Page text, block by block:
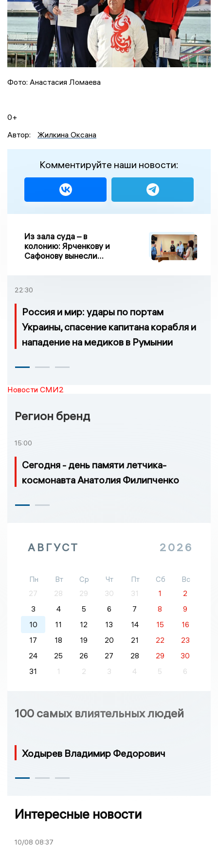
Фото: Анастасия Ломаева
0+
Автор:
Жилкина Оксана
Комментируйте наши новости:
Из зала суда – в
колонию: Ярченкову и
Сафонову вынесли
22:30
Россия и мир: удары по портам
Украины, спасение капитана корабля и
нападение на медиков в Румынии
Новости СМИ2
Регион бренд
15:00
Сегодня - день памяти летчика-
космонавта Анатолия Филипченко
АВГУСТ 2026
Пн Вт Ср Чт Пт Сб
Вс
27
28 29 30 31 1
2
3
4 5 6 7 8
9
10
11 12 13 14 15
16
17
18 19 20 21 22
23
24
25 26 27 28 29
30
31
1 2 3 4 5 6
100 самых влиятельных людей
Ходырев Владимир Федорович
Интересные новости
10/08 08:37